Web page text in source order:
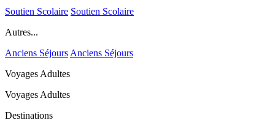
Soutien Scolaire Soutien Scolaire
Autres...
Anciens SéjoursAnciens Séjours
Voyages Adultes
Voyages Adultes
Destinations